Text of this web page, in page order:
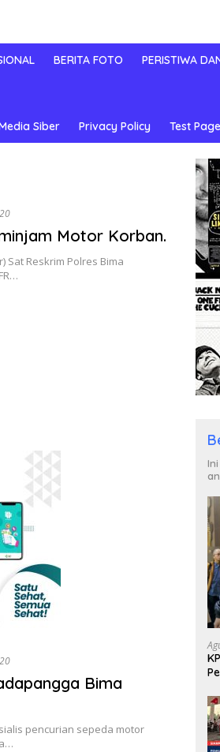
BERITA FOTO PERISTIWA
Siber Privacy Policy Test
Motor Korban.
Sat Reskrim Polres Bima
Bima
pencurian sepeda motor